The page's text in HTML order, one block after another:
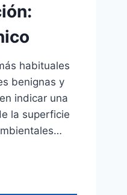
habituales
benignas y
indicar una
la superficie